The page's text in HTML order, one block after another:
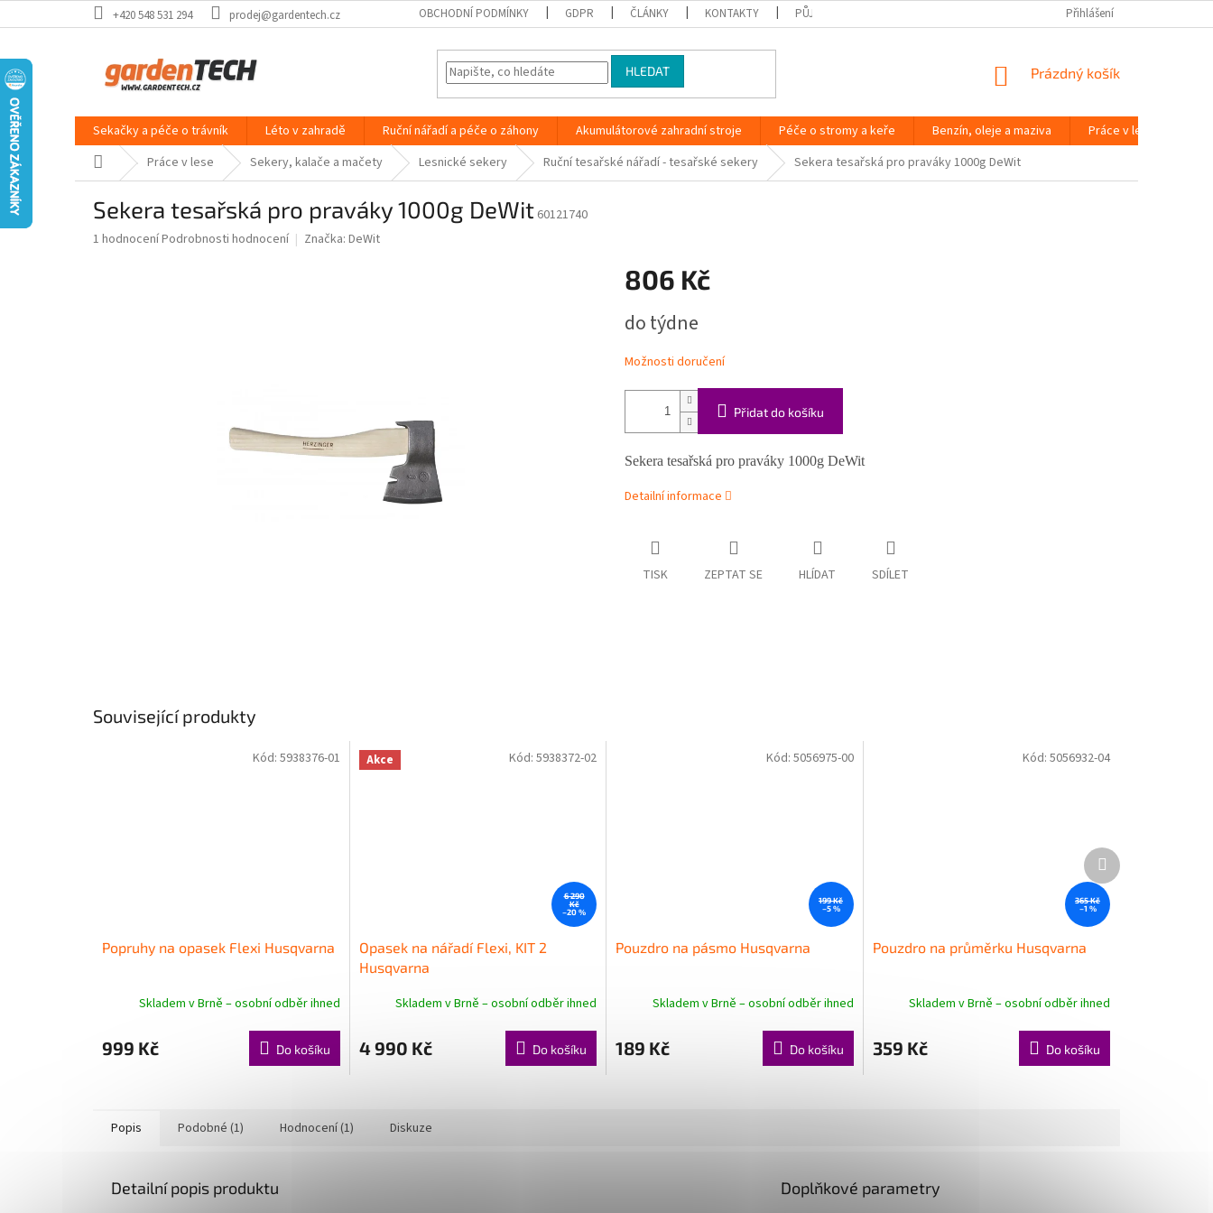
na
+420 548 531 294 prodej@gardentech.cz OBCHODNÍ PODMÍNKY GDPR ČLÁNKY KONTAKTY PŮJČOVNA ZAHRADNÍ TECHNIKY BRNO SLOVNÍK POJMŮ
Přihlášení
HLEDAT
NÁKUPNÍ
Prázdný košík
Sekačky a péče o trávník Léto v zahradě Ruční nářadí a péče o záhony Akumulátorové zahradní stroje Péče o stromy a keře Benzín, oleje a maziva Práce v lese
Domů Práce v lese Sekery, kalače a mačety Lesnické sekery Ruční tesařské nářadí - tesařské sekery Sekera tesařská pro praváky 1000g DeWit
Sekera tesařská pro praváky 1000g DeWit 60121740
Průměrné
1 hodnoceníPodrobnosti hodnocení Značka: DeWit
806 Kč
cena:
do týdne
Možnosti doručení
Přidat do košíku
Sekera tesařská pro praváky 1000g DeWit
Detailní informace
TISK ZEPTAT SE HLÍDAT SDÍLET
Související produkty
Popruhy na opasek Flexi Husqvarna
Skladem v Brně – osobní odběr ihned
999 Kč Do košíku
Kód: 5938376-01 Akce
6 290
Kč
–20 %
Opasek na nářadí Flexi, KIT 2
Husqvarna
Skladem v Brně – osobní odběr ihned
4 990 Kč Do košíku
Kód: 5938372-02
199 Kč
–5 %
Pouzdro na pásmo Husqvarna
Skladem v Brně – osobní odběr ihned
189 Kč Do košíku
Kód: 5056975-00
365 Kč
–1 %
Pouzdro na průměrku Husqvarna
Skladem v Brně – osobní odběr ihned
359 Kč Do košíku
Kód: 5056932-04
Další
produkt
Popis Podobné (1) Hodnocení (1) Diskuze
Detailní popis produktu Doplňkové parametry